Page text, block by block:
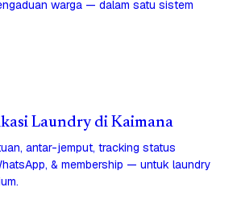
warga — dalam satu sistem
Laundry di Kaimana
antar-jemput, tracking status
& membership — untuk laundry